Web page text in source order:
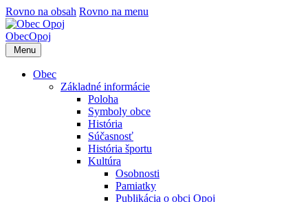
Rovno na obsah Rovno na menu
ObecOpoj
Menu
Obec
Základné informácie
Poloha
Symboly obce
História
Súčasnosť
História športu
Kultúra
Osobnosti
Pamiatky
Publikácia o obci Opoj